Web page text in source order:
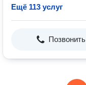
Ещё 113 услуг
Позвонить